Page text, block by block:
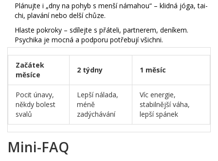
Plánujte i „dny na pohyb s menší námahou“ – klidná jóga, tai-
chi, plavání nebo delší chůze.
Hlaste pokroky – sdílejte s přáteli, partnerem, deníkem.
Psychika je mocná a podporu potřebují všichni.
Začátek
měsíce
2 týdny 1 měsíc
Pocit únavy,
někdy bolest
svalů
Lepší nálada,
méně
zadýchávání
Víc energie,
stabilnější váha,
lepší spánek
Mini-FAQ